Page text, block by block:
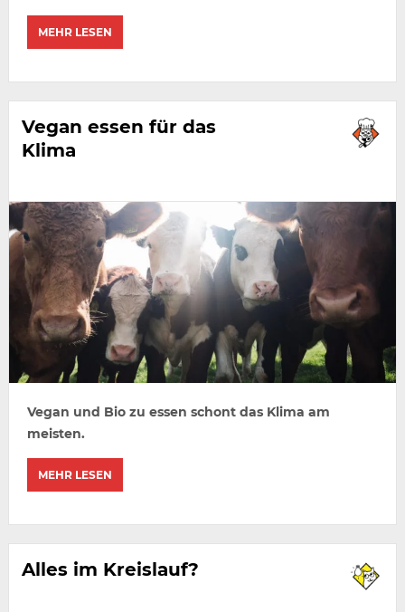
MEHR LESEN
Vegan essen für das
Klima
Vegan und Bio zu essen schont das Klima am
meisten.
MEHR LESEN
Alles im Kreislauf?